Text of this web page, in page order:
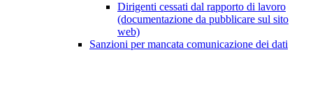
Dirigenti cessati dal rapporto di lavoro
(documentazione da pubblicare sul sito
web)
Sanzioni per mancata comunicazione dei dati